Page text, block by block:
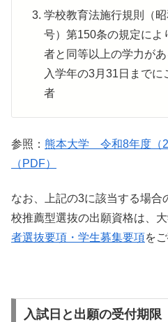
学校教育法施行規則（
号）第150条の規定によ
者と同等以上の学力が
入学年の3月31日まで
者
参照： 熊本大学 令和8年度（
（PDF）
なお、上記の3に該当する場合
校推薦型選抜の出願資格は、
者選抜要項・学生募集要項を
入試日と出願の受付期限